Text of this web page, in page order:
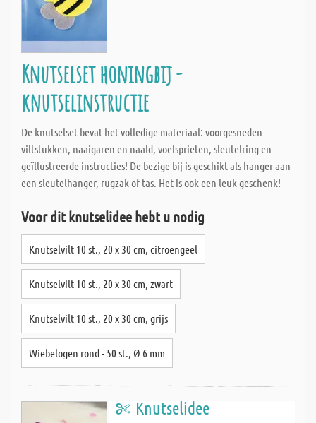
Knutselset honingbij -
knutselinstructie
De knutselset bevat het volledige materiaal: voorgesneden
viltstukken, naaigaren en naald, voelsprieten, sleutelring en
geïllustreerde instructies! De bezige bij is geschikt als hanger aan
een sleutelhanger, rugzak of tas. Het is ook een leuk geschenk!
Voor dit knutselidee hebt u nodig
Knutselvilt 10 st., 20 x 30 cm, citroengeel
Knutselvilt 10 st., 20 x 30 cm, zwart
Knutselvilt 10 st., 20 x 30 cm, grijs
Wiebelogen rond - 50 st., Ø 6 mm
Knutselidee